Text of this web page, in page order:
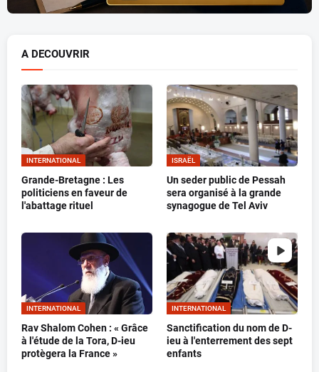
A DECOUVRIR
INTERNATIONAL
Grande-Bretagne : Les
politiciens en faveur de
l'abattage rituel
ISRAËL
Un seder public de Pessah
sera organisé à la grande
synagogue de Tel Aviv
INTERNATIONAL
Rav Shalom Cohen : « Grâce
à l'étude de la Tora, D-ieu
protègera la France »
INTERNATIONAL
Sanctification du nom de D-
ieu à l'enterrement des sept
enfants